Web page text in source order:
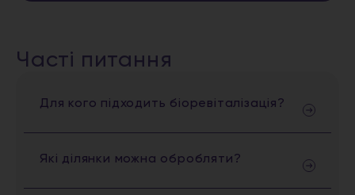
Часті питання
Для кого підходить біоревіталізація?
Які ділянки можна обробляти?